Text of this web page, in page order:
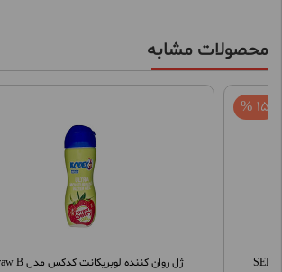
محصولات مشابه
ژل روان کننده لوبریکانت کدکس مدل Straw B ...
15 %